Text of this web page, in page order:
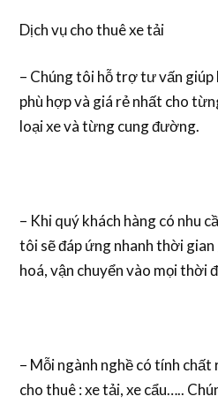
Dịch vụ cho thuê xe tải
– Chúng tôi hỗ trợ tư vấn giúp
phù hợp và giá rẻ nhất cho
loại xe và từng cung đường.
– Khi quý khách hàng có nhu
tôi sẽ đáp ứng nhanh thời
hoá, vận chuyển vào mọi thời
– Mỗi ngành nghề có tính
cho thuê : xe tải, xe cẩu…..